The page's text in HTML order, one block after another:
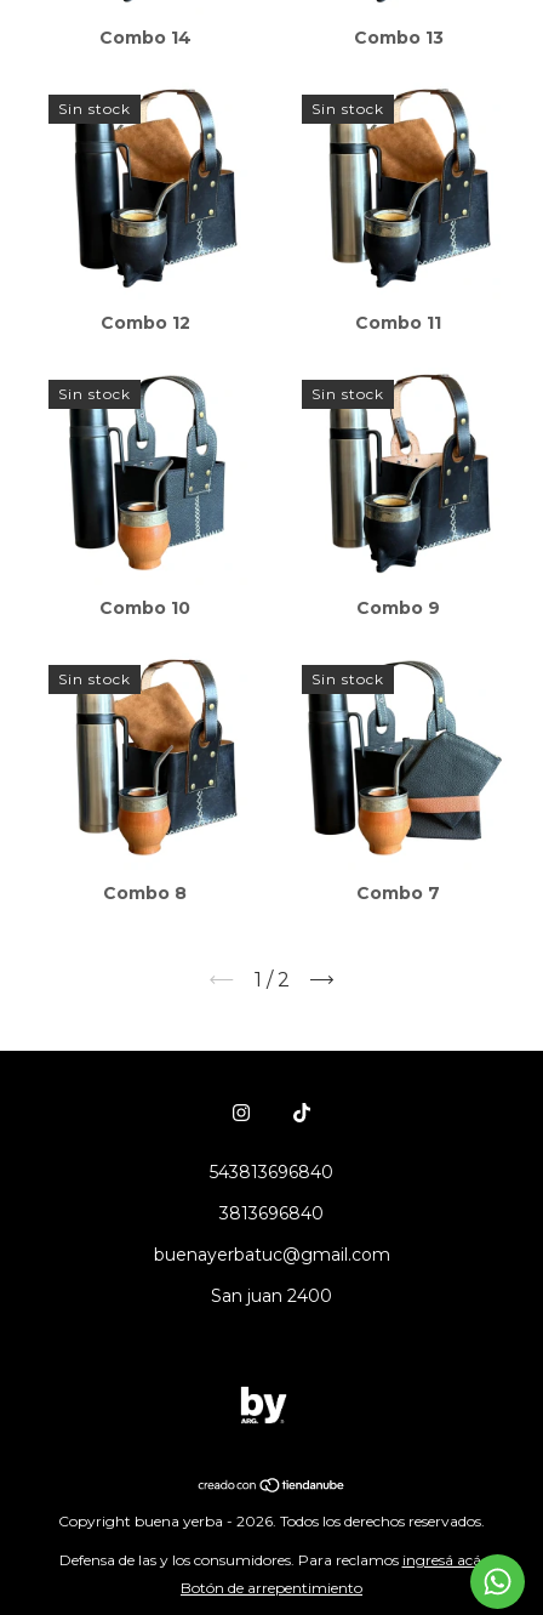
Combo 14 Combo 13
Sin stock
Combo 12
Sin stock
Combo 11
Sin stock
Combo 10
Sin stock
Combo 9
Sin stock
Combo 8
Sin stock
Combo 7
1 / 2
543813696840
3813696840
buenayerbatuc@gmail.com
San juan 2400
Copyright buena yerba - 2026. Todos los derechos reservados.
Defensa de las y los consumidores. Para reclamos ingresá acá.
Botón de arrepentimiento